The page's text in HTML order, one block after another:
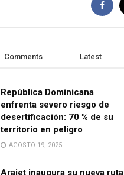
Comments Latest
República Dominicana
enfrenta severo riesgo de
desertificación: 70 % de su
territorio en peligro
AGOSTO 19, 2025
Arajet inaugura su nueva ruta